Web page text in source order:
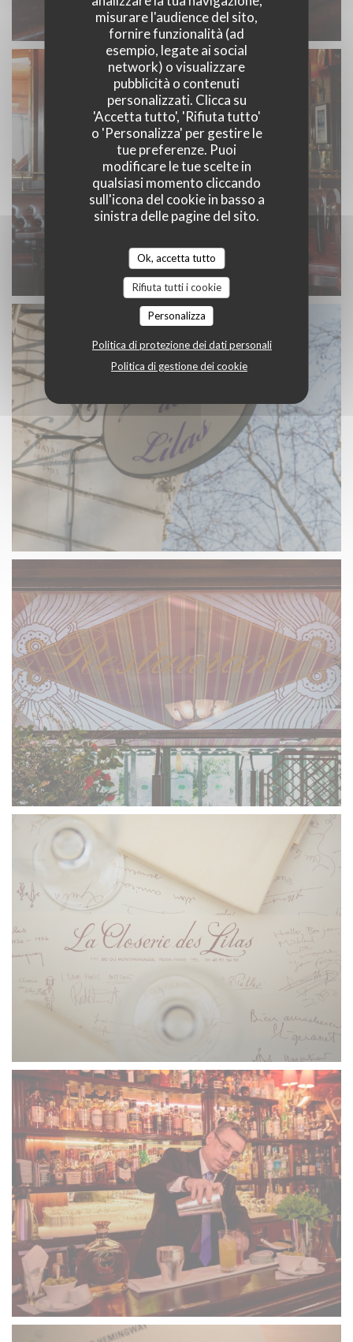
misurare l'audience del sito,
fornire funzionalità (ad
esempio, legate ai social
network) o visualizzare
pubblicità o contenuti
personalizzati. Clicca su
'Accetta tutto', 'Rifiuta tutto'
o 'Personalizza' per gestire le
tue preferenze. Puoi
modificare le tue scelte in
qualsiasi momento cliccando
sull'icona del cookie in basso a
sinistra delle pagine del sito.
Ok, accetta tutto
Rifiuta tutti i cookie
Personalizza
Politica di protezione dei dati personali
Politica di gestione dei cookie